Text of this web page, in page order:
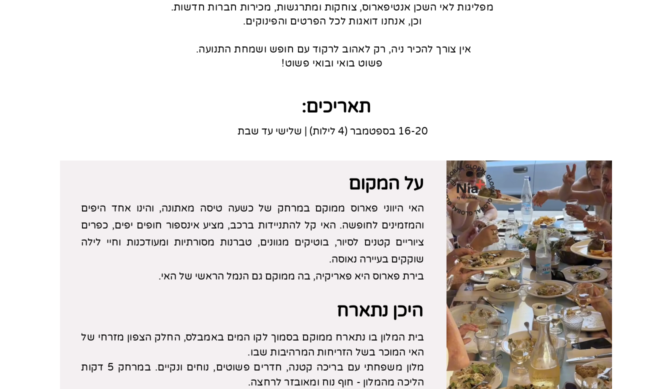
מפליגות לאי השכן אנטיפארוס, צוחקות ומתרגשות, מכירות חברות חדשות.
וכן, אנחנו דואגות לכל הפרטים והפינוקים.
אין צורך להכיר ניה, רק לאהוב לרקוד עם חופש ושמחת התנועה.
פשוט בואי ובואי פשוט!
תאריכים:
16-20 בספטמבר (4 לילות) | שלישי עד שבת
על המקום
האי היווני פארוס ממוקם במרחק של כשעה טיסה מאתונה, והינו אחד היפים
והמזמינים לחופשה. האי קל להתניידות ברכב, מציע אינספור חופים יפים, כפרים
ציוריים קטנים לסיור, בוטיקים מגוונים, טברנות מסורתיות ומעודכנות וחיי לילה
שוקקים בעיירה נאוסה.
בירת פארוס היא פאריקיה, בה ממוקם גם הנמל הראשי של האי.
היכן נתארח
בית המלון בו נתארח ממוקם בסמוך לקו המים באמבלס, החלק הצפון מזרחי של
האי המוכר בשל הזריחות המרהיבות שבו.
מלון משפחתי עם בריכה קטנה, חדרים פשוטים, נוחים ונקיים.
במרחק 5 דקות
הליכה מהמלון - חוף נוח ומאובזר לרחצה.